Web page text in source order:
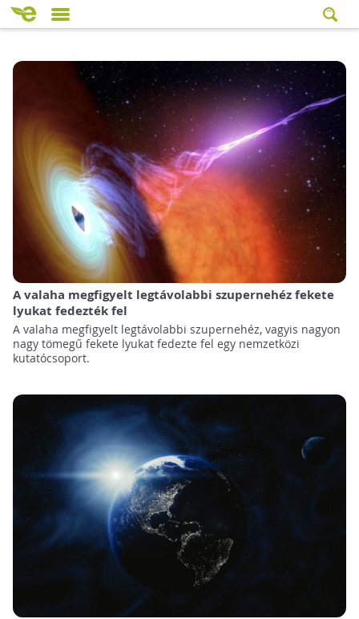
A valaha megfigyelt legtávolabbi szupernehéz fekete
lyukat fedezték fel
A valaha megfigyelt legtávolabbi szupernehéz, vagyis nagyon
nagy tömegű fekete lyukat fedezte fel egy nemzetközi
kutatócsoport.